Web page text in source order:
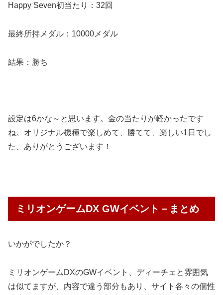
Happy Seven初当たり：32回
最終所持メダル：10000メダル
結果：勝ち
設定は6かな～と思います。 金の当たりが軽かったです
ね。 オリジナル機種で楽しめて、勝てて、楽しい1日でし
た、ありがとうございます！
ミリオンゲームDX GWイベント－まとめ
いかがでしたか？
ミリオンゲームDXのGWイベント、ディーチェと雰囲気
は似てますが、内容で違う部分もあり、サイト各々の個性